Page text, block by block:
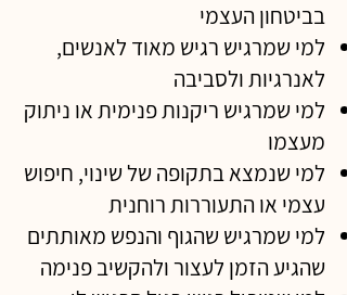
בביטחון העצמי
למי שמרגיש רגיש מאוד לאנשים,
לאנרגיות ולסביבה
למי שמרגיש ריקנות פנימית או ניתוק
מעצמו
למי שנמצא בתקופה של שינוי, חיפוש
עצמי או התעוררות רוחנית
למי שמרגיש שהגוף והנפש מאותתים
שהגיע הזמן לעצור ולהקשיב פנימה